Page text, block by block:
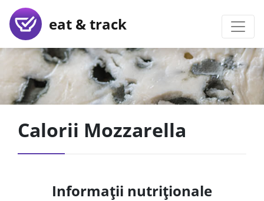
eat & track
Calorii Mozzarella
Informații nutriționale